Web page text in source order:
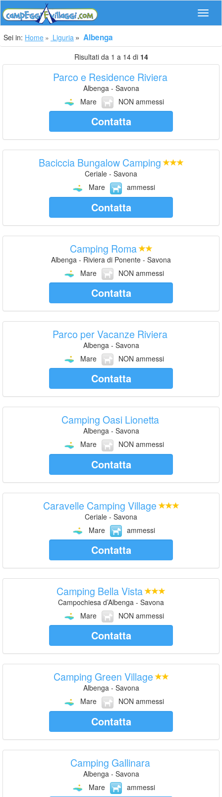
Sei in: Home Liguria Albenga
Risultati da 1 a 14 di 14
Parco e Residence Riviera
Albenga - Savona
Mare
NON ammessi
Contatta
Baciccia Bungalow Camping
Ceriale - Savona
Mare
ammessi
Contatta
Camping Roma
Albenga - Riviera di Ponente - Savona
Mare
NON ammessi
Contatta
Parco per Vacanze Riviera
Albenga - Savona
Mare
NON ammessi
Contatta
Camping Oasi Lionetta
Albenga - Savona
Mare
NON ammessi
Contatta
Caravelle Camping Village
Ceriale - Savona
Mare
ammessi
Contatta
Camping Bella Vista
Campochiesa d’Albenga - Savona
Mare
NON ammessi
Contatta
Camping Green Village
Albenga - Savona
Mare
NON ammessi
Contatta
Camping Gallinara
Albenga - Savona
Mare
ammessi